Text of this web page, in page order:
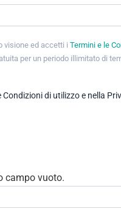
visione ed accetti i Termini e le
per un periodo illimitato di
di utilizzo e nella
campo vuoto.